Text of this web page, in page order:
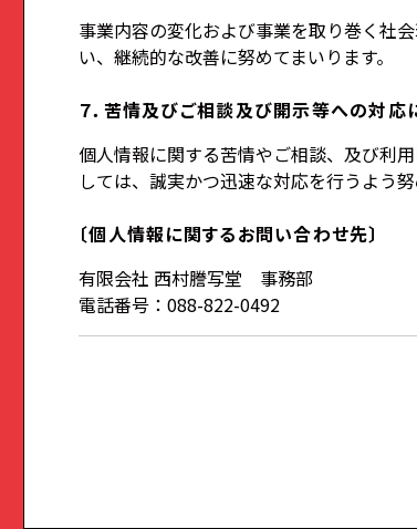
事業内容の変化および事業を取り巻く社
い、継続的な改善に努めてまいります。
７．苦情及びご相談及び開示等への対応
個人情報に関する苦情やご相談、及び利
しては、誠実かつ迅速な対応を行うよう
〔個人情報に関するお問い合わせ先〕
有限会社 西村謄写堂 事務部
電話番号：088-822-0492